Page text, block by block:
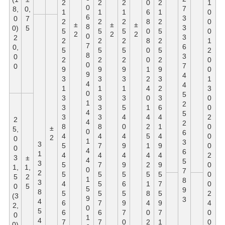
2
1
2
5
2
5
2
9
3
1
3
3
3
8
4
5
4
5
5
4
5
6
6
7
±
2
0
6
8
0
7
8
0
9
4
0
1
4
4
0
1
4
4
0
1
5
9
0
1
2
1
2
5
2
5
2
9
3
1
3
3
3
8
4
7
4
7
5
5
5
7
6
7
±
2
2
1
2
5
2
5
2
9
3
1
3
5
4
0
4
9
4
9
5
6
5
9
7
0
±
2
0
6
8
0
8
0
0
1
2
4
0
1
4
2
5
1
4
2
5
1
8
4
0
2
2
1
2
5
2
5
2
9
3
2
3
6
4
1
4
9
4
9
5
7
5
9
7
1
7
3
3
3
6
3
7
4
4
5
2
5
2
6
3
6
5
7
8
9
3
1
0
0
0
1
2
0
0
1
3
0
0
2
0
0
0
2
0
0
0
2
4
0
0
8,
0
0)
2
0,
0
0
0,
7
5
3
1
3
2
3
8
4
5
4
±
2
2
5,
0
0
3
1,
5
0
(3
2,
0
±
1,
2
5